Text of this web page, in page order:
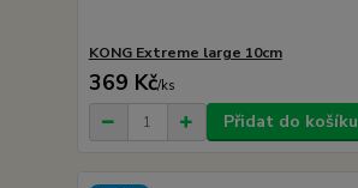
KONG Extreme large 10cm
369 Kč/ks
Přidat do košíku